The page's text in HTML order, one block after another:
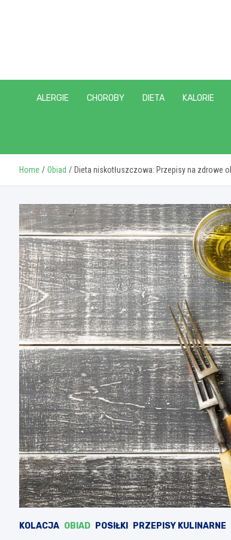
ALERGIE CHOROBY DIETA KALORIE
Home Obiad Dieta niskotłuszczowa: Przepisy na zdrowe
KOLACJA OBIAD POSIŁKI PRZEPISY KULINARNE